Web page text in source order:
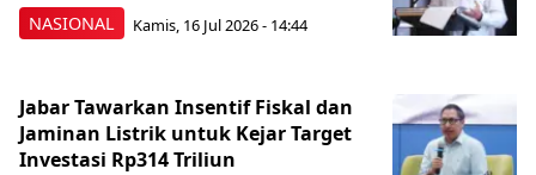
NASIONAL Kamis, 16 Jul 2026 - 14:44
Jabar Tawarkan Insentif Fiskal dan
Jaminan Listrik untuk Kejar Target
Investasi Rp314 Triliun